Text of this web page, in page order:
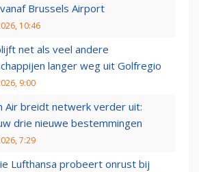
Brussels Airport
10:46
net als veel andere
langer weg uit Golfregio
9:00
Air breidt netwerk verder uit:
drie nieuwe bestemmingen
7:29
Lufthansa probeert onrust bij